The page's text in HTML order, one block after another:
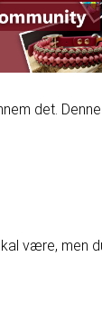
snore
det.
være, men